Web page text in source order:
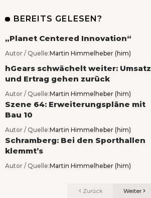
BEREITS GELESEN?
„Planet Centered Innovation“
Autor / Quelle:Martin Himmelheber (him)
hGears schwächelt weiter: Umsatz
und Ertrag gehen zurück
Autor / Quelle:Martin Himmelheber (him)
Szene 64: Erweiterungspläne mit
Bau 10
Autor / Quelle:Martin Himmelheber (him)
Schramberg: Bei den Sporthallen
klemmt’s
Autor / Quelle:Martin Himmelheber (him)
Zurück Weiter